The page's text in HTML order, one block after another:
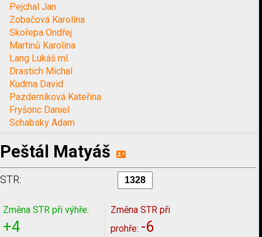
Pejchal Jan
Zobačová Karolína
Skořepa Ondřej
Martinů Karolína
Lang Lukáš ml.
Drastich Michal
Kudrna David
Pazderníková Kateřina
Fryšonc Daniel
Schabsky Adam
Peštál Matyáš
STR:
Změna STR při výhře:
+4
Změna STR při
prohře: -6